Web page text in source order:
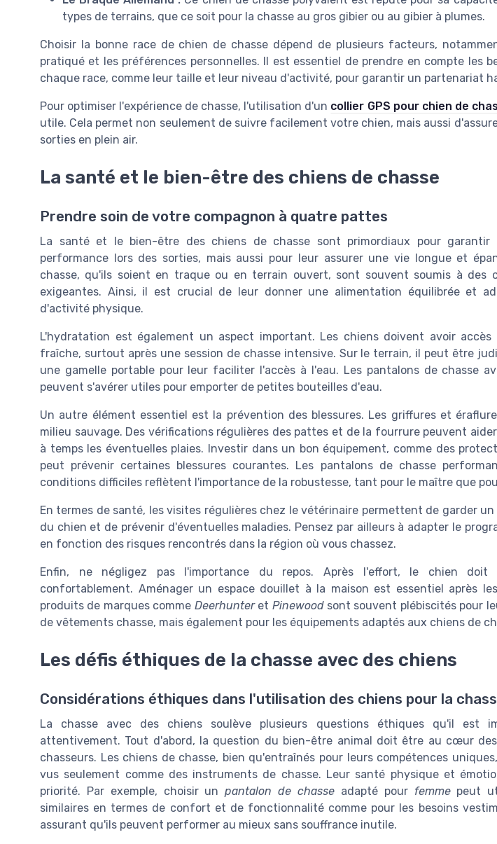
types de terrains, que ce soit pour la chasse au gros gibier ou au gibier à plumes.
Choisir la bonne race de chien de chasse dépend de plusieurs facteurs,
pratiqué et les préférences personnelles. Il est essentiel de prendre en compte les
chaque race, comme leur taille et leur niveau d'activité, pour garantir un partenariat
Pour optimiser l'expérience de chasse, l'utilisation d'un collier GPS pour chien de
utile. Cela permet non seulement de suivre facilement votre chien, mais aussi
sorties en plein air.
La santé et le bien-être des chiens de chasse
Prendre soin de votre compagnon à quatre pattes
La santé et le bien-être des chiens de chasse sont primordiaux pour garantir
performance lors des sorties, mais aussi pour leur assurer une vie longue et
chasse, qu'ils soient en traque ou en terrain ouvert, sont souvent soumis à des
exigeantes. Ainsi, il est crucial de leur donner une alimentation équilibrée et
d'activité physique.
L'hydratation est également un aspect important. Les chiens doivent avoir
fraîche, surtout après une session de chasse intensive. Sur le terrain, il peut être
une gamelle portable pour leur faciliter l'accès à l'eau. Les pantalons de chasse
peuvent s'avérer utiles pour emporter de petites bouteilles d'eau.
Un autre élément essentiel est la prévention des blessures. Les griffures et
milieu sauvage. Des vérifications régulières des pattes et de la fourrure peuvent
à temps les éventuelles plaies. Investir dans un bon équipement, comme des
peut prévenir certaines blessures courantes. Les pantalons de chasse
conditions difficiles reflètent l'importance de la robustesse, tant pour le maître que
En termes de santé, les visites régulières chez le vétérinaire permettent de garder
du chien et de prévenir d'éventuelles maladies. Pensez par ailleurs à adapter le
en fonction des risques rencontrés dans la région où vous chassez.
Enfin, ne négligez pas l'importance du repos. Après l'effort, le chien doit
confortablement. Aménager un espace douillet à la maison est essentiel après
produits de marques comme Deerhunteret Pinewoodsont souvent plébiscités pour
de vêtements chasse, mais également pour les équipements adaptés aux chiens de
Les défis éthiques de la chasse avec des chiens
Considérations éthiques dans l'utilisation des chiens pour la
La chasse avec des chiens soulève plusieurs questions éthiques qu'il est
attentivement. Tout d'abord, la question du bien-être animal doit être au cœur
chasseurs. Les chiens de chasse, bien qu'entraînés pour leurs compétences
vus seulement comme des instruments de chasse. Leur santé physique et
priorité. Par exemple, choisir unpantalon de chasse adapté pour femmepeut
similaires en termes de confort et de fonctionnalité comme pour les besoins
assurant qu'ils peuvent performer au mieux sans souffrance inutile.